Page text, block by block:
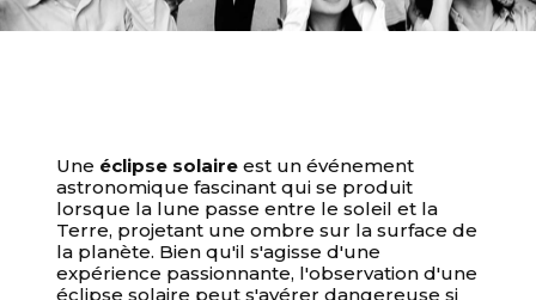
Une éclipse solaire est un événement
astronomique fascinant qui se produit
lorsque la lune passe entre le soleil et la
Terre, projetant une ombre sur la surface de
la planète. Bien qu'il s'agisse d'une
expérience passionnante, l'observation d'une
éclipse solaire peut s'avérer dangereuse si
Conseils pour observer une
éclipse solaire